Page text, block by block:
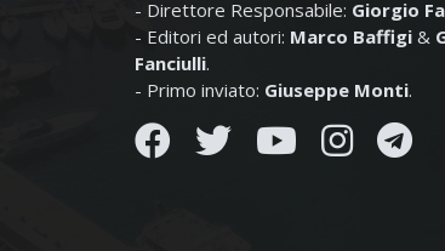
- Direttore Responsabile: Giorgio
- Editori ed autori: Marco Baffigi &
Fanciulli.
- Primo inviato: Giuseppe Monti.